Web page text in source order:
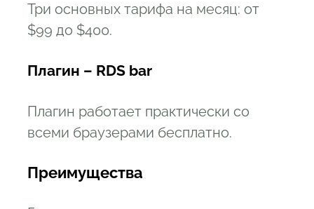
Три основных тарифа на месяц: от
$99 до $400.
Плагин – RDS bar
Плагин работает практически со
всеми браузерами бесплатно.
Преимущества